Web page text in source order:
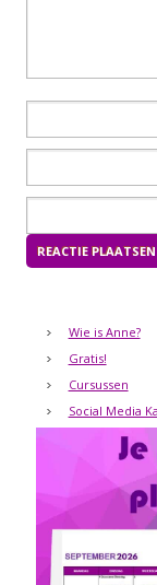
Wie is Anne?
Gratis!
Cursussen
Social Media